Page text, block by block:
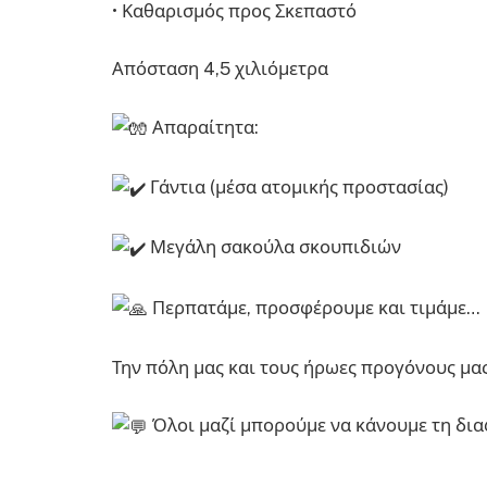
• Καθαρισμός προς Σκεπαστό
Απόσταση 4,5 χιλιόμετρα
Απαραίτητα:
Γάντια (μέσα ατομικής προστασίας)
Μεγάλη σακούλα σκουπιδιών
Περπατάμε, προσφέρουμε και τιμάμε…
Την πόλη μας και τους ήρωες προγόνους
Όλοι μαζί μπορούμε να κάνουμε τη